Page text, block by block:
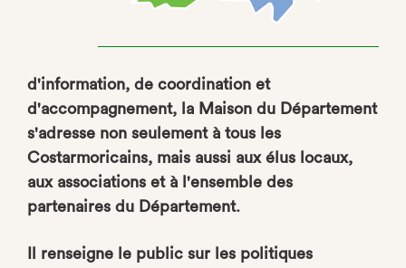
d'information, de coordination et
d'accompagnement, la Maison du Département
s'adresse non seulement à tous les
Costarmoricains, mais aussi aux élus locaux,
aux associations et à l'ensemble des
partenaires du Département.
Il renseigne le public sur les politiques